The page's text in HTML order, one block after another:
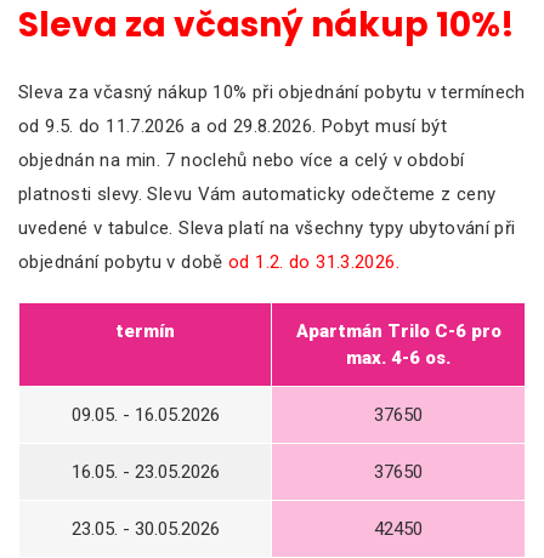
Sleva za včasný nákup 10%!
Sleva za včasný nákup 10% při objednání pobytu v termínech
od 9.5. do 11.7.2026 a od 29.8.2026. Pobyt musí být
objednán na min. 7 noclehů nebo více a celý v období
platnosti slevy. Slevu Vám automaticky odečteme z ceny
uvedené v tabulce. Sleva platí na všechny typy ubytování při
objednání pobytu v době od 1.2. do 31.3.2026.
termín
Apartmán Trilo C-6 pro
max. 4-6 os.
09.05. - 16.05.2026 37650
16.05. - 23.05.2026 37650
23.05. - 30.05.2026 42450